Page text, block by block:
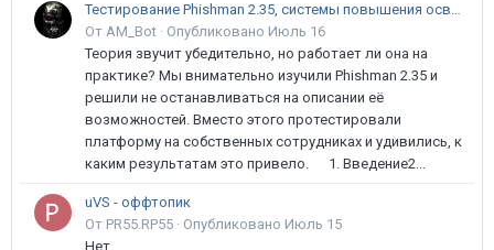
Тестирование Phishman 2.35, системы повышения осведомлённости пользователей в сфере ИБ
От AM_Bot · Опубликовано Июль 16
Теория звучит убедительно, но работает ли она на
практике? Мы внимательно изучили Phishman 2.35 и
решили не останавливаться на описании её
возможностей. Вместо этого протестировали
платформу на собственных сотрудниках и удивились, к
каким результатам это привело. 1. Введение2...
uVS - оффтопик
От PR55.RP55 · Опубликовано Июль 15
Нет.